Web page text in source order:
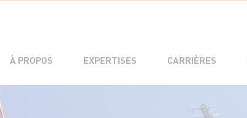
À PROPOS EXPERTISES CARRIÈRES